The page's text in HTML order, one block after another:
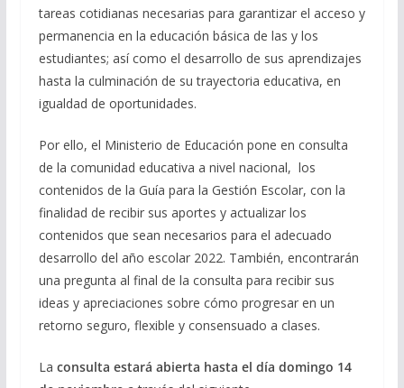
tareas cotidianas necesarias para garantizar el acceso y
permanencia en la educación básica de las y los
estudiantes; así como el desarrollo de sus aprendizajes
hasta la culminación de su trayectoria educativa, en
igualdad de oportunidades.
Por ello, el Ministerio de Educación pone en consulta
de la comunidad educativa a nivel nacional, los
contenidos de la Guía para la Gestión Escolar, con la
finalidad de recibir sus aportes y actualizar los
contenidos que sean necesarios para el adecuado
desarrollo del año escolar 2022. También, encontrarán
una pregunta al final de la consulta para recibir sus
ideas y apreciaciones sobre cómo progresar en un
retorno seguro, flexible y consensuado a clases.
La consulta estará abierta hasta el día domingo 14